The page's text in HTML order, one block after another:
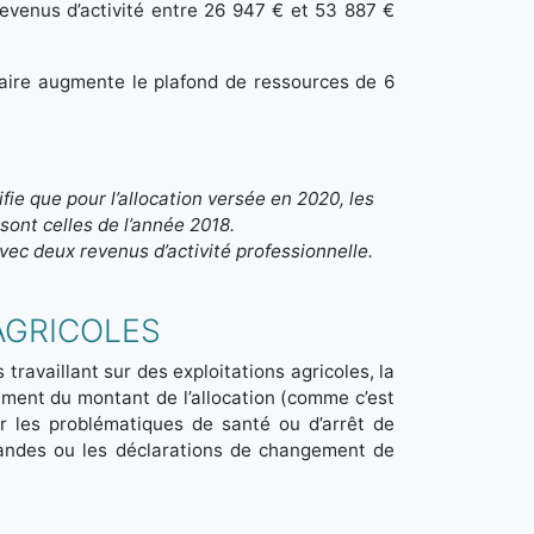
d’activité entre 26 947 € et 53 887 €
augmente le plafond de ressources de 6
que pour l’allocation versée en 2020, les
celles de l’année 2018.
deux revenus d’activité professionnelle.
travaillant sur des exploitations agricoles, la
du montant de l’allocation (comme c’est
problématiques de santé ou d’arrêt de
ou les déclarations de changement de